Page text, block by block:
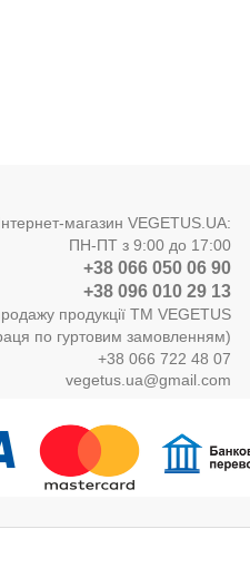
магазин VEGETUS.UA:
ПН-ПТ з 9:00 до 17:00
+38 066 050 06 90
+38 096 010 29 13
продукції ТМ VEGETUS
по гуртовим замовленням)
+38 066 722 48 07
vegetus.ua@gmail.com